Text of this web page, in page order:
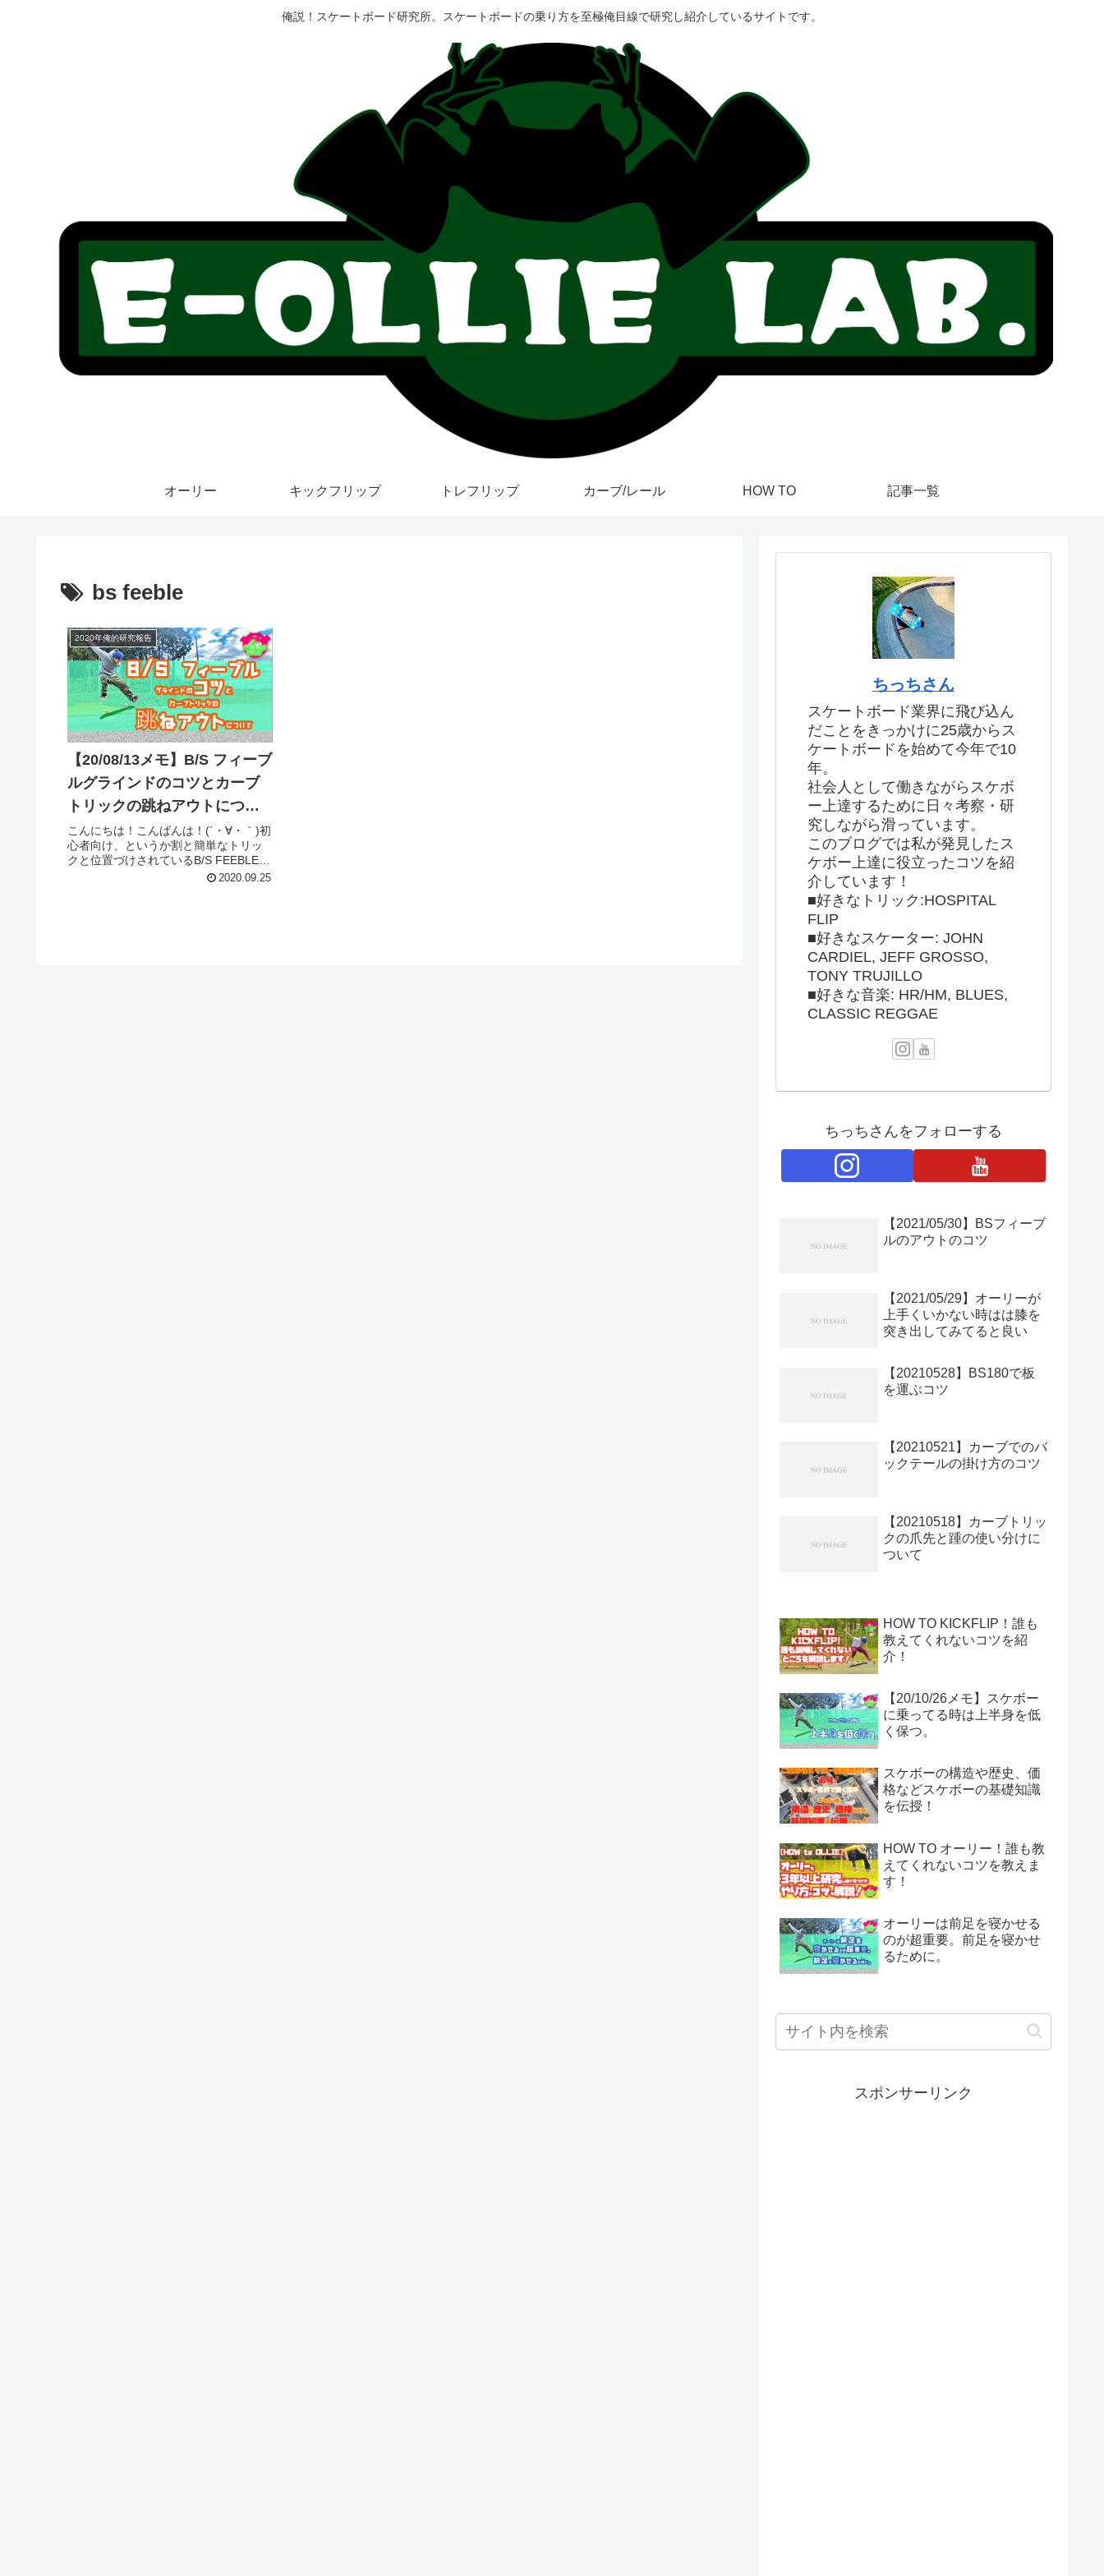
俺説！スケートボード研究所。スケートボードの乗り方を至極俺目線で研究し紹介しているサイトです。
オーリー キックフリップ トレフリップ カーブ/レール HOW TO 記事一覧
bs feeble
2020年俺的研究報告
【20/08/13メモ】B/S フィーブ
ルグラインドのコツとカーブ
トリックの跳ねアウトについ
て
こんにちは！こんばんは！(´・∀・｀)初
心者向け、というか割と簡単なトリッ
クと位置づけされているB/S FEEBLE
GRIND(バックサイドフィーブルグライ
2020.09.25
ちっちさん
スケートボード業界に飛び込ん
だことをきっかけに25歳からス
ケートボードを始めて今年で10
年。
社会人として働きながらスケボ
ー上達するために日々考察・研
究しながら滑っています。
このブログでは私が発見したス
ケボー上達に役立ったコツを紹
介しています！
■好きなトリック:HOSPITAL
FLIP
■好きなスケーター: JOHN
CARDIEL, JEFF GROSSO,
TONY TRUJILLO
■好きな音楽: HR/HM, BLUES,
CLASSIC REGGAE
ちっちさんをフォローする
【2021/05/30】BSフィーブ
ルのアウトのコツ
【2021/05/29】オーリーが
上手くいかない時はは膝を
突き出してみてると良い
【20210528】BS180で板
を運ぶコツ
【20210521】カーブでのバ
ックテールの掛け方のコツ
【20210518】カーブトリッ
クの爪先と踵の使い分けに
ついて
HOW TO KICKFLIP！誰も
教えてくれないコツを紹
介！
【20/10/26メモ】スケボー
に乗ってる時は上半身を低
く保つ。
スケボーの構造や歴史、価
格などスケボーの基礎知識
を伝授！
HOW TO オーリー！誰も教
えてくれないコツを教えま
す！
オーリーは前足を寝かせる
のが超重要。前足を寝かせ
るために。
スポンサーリンク